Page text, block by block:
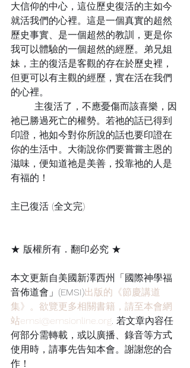
大信仰的中心，這位歷史復活的主如今
就活我們的心裡。這是一個真實的超然
歷史事實、是一個超然的教訓，更是你
我可以體驗的一個超然的經歷。弟兄姐
妹，主的復活是客觀的存在於歷史裡，
但更可以有主觀的經歷，實在活在我們
的心裡。
祂已勝過死亡的權勢。若祂的話已得到
印證，祂如今對你所說的話也要印證在
你的生活中。大衛說你們要嘗嘗主恩的
滋味，便知道祂是美善，投靠祂的人是
有福的！
主已復活 (全文完)
★ 版權所有．翻印必究 ★
本文更新自美國新澤西州「國際神學福
音佈道會」(EMSI)出版的《節慶講道
集》。欲覽更多相關書籍，請至本會網
站emsi@emsionline.org. 若文章內容任
何部分需轉載，或以廣播、錄音等方式
使用時，請事先告知本會。謝謝您的合
作！